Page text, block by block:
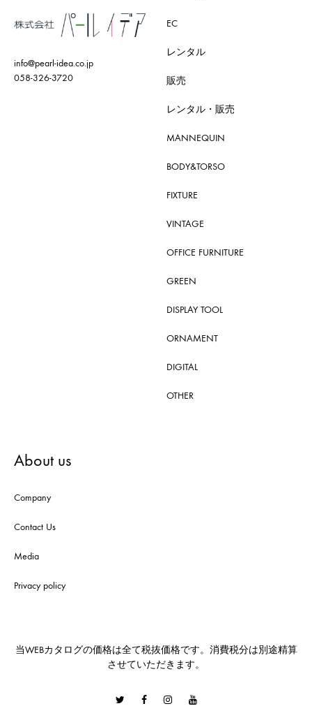
info@pearl-idea.co.jp
058-326-3720
EC
レンタル
販売
レンタル・販売
MANNEQUIN
BODY&TORSO
FIXTURE
VINTAGE
OFFICE FURNITURE
GREEN
DISPLAY TOOL
ORNAMENT
DIGITAL
OTHER
About us
Company
Contact Us
Media
Privacy policy
当WEBカタログの価格は全て税抜価格です。消費税分は別途精算
させていただきます。
TwitterFacebookInstagramYoutube